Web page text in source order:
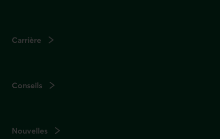
Carrière
Conseils
Nouvelles